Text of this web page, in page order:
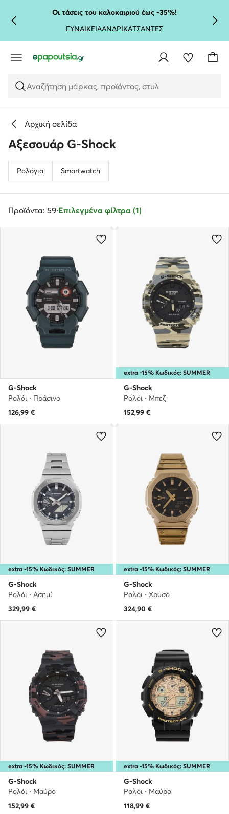
ΜΕΤΆΒΑΣΗ ΣΤΟ ΚΎΡΙΟ ΠΕΡΙΕΧΌΜΕΝΟ
ΜΕΤΆΒΑΣΗ ΣΤΗΝ ΑΝΑΖΉΤΗΣΗ
Οι τάσεις του καλοκαιριού έως -35%!
ΓΥΝΑΙΚΕΙΑΑΝΔΡΙΚΑΤΣΑΝΤΕΣ
Αναζήτηση μάρκας, προϊόντος, στυλ
Αρχική σελίδα
Αξεσουάρ G-Shock
Ρολόγια Smartwatch
Προϊόντα: 59·Επιλεγμένα φίλτρα (1)
G-Shock
Ρολόι · Πράσινο
126,99 €
extra -15% Κωδικός: SUMMER
G-Shock
Ρολόι · Μπεζ
152,99 €
extra -15% Κωδικός: SUMMER
G-Shock
Ρολόι · Ασημί
329,99 €
extra -15% Κωδικός: SUMMER
G-Shock
Ρολόι · Χρυσό
324,90 €
extra -15% Κωδικός: SUMMER
G-Shock
Ρολόι · Μαύρο
152,99 €
extra -15% Κωδικός: SUMMER
G-Shock
Ρολόι · Μαύρο
118,99 €